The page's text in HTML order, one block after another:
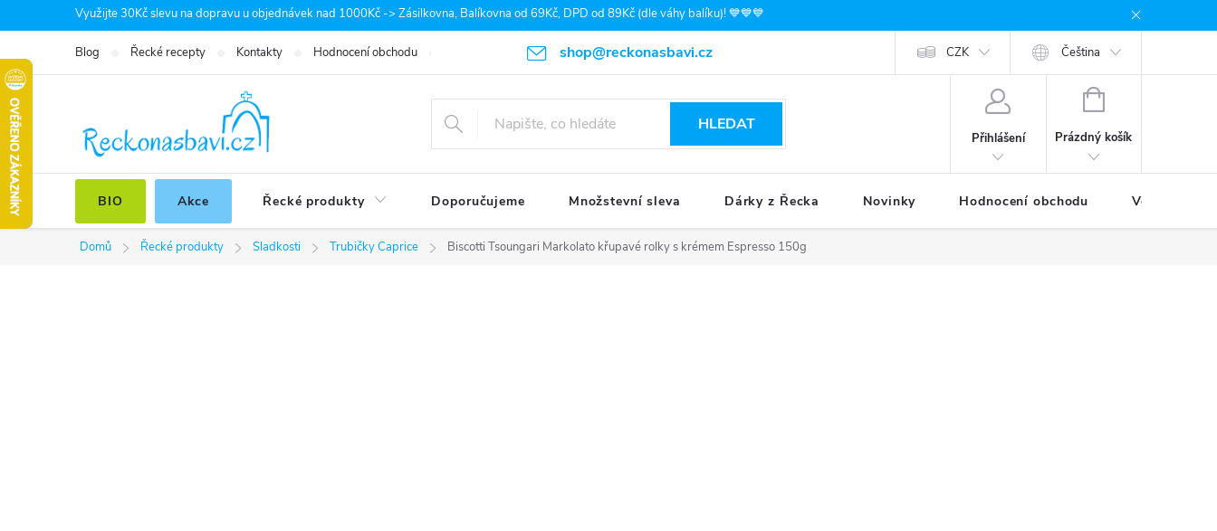
na
obsah
Využijte 30Kč slevu na dopravu u objednávek nad 1000Kč -> Zásilkovna, Balíkovna od 69Kč, DPD od 89Kč (dle váhy balíku)! 💙💙💙
shop@reckonasbavi.cz
Blog Řecké recepty Kontakty Hodnocení obchodu Podmínky ochrany osobních údajů Obchodní podmínky Provizní systém Moje objednávka
CZK Čeština
HLEDAT
Přihlášení
NÁKUPNÍ
Prázdný košík
BIO Akce Řecké produkty Doporučujeme Množstevní sleva Dárky z Řecka Novinky Hodnocení obchodu Věrnostní
Domů Řecké produkty Sladkosti Trubičky Caprice Biscotti Tsoungari Markolato křupavé rolky s krémem Espresso 150g